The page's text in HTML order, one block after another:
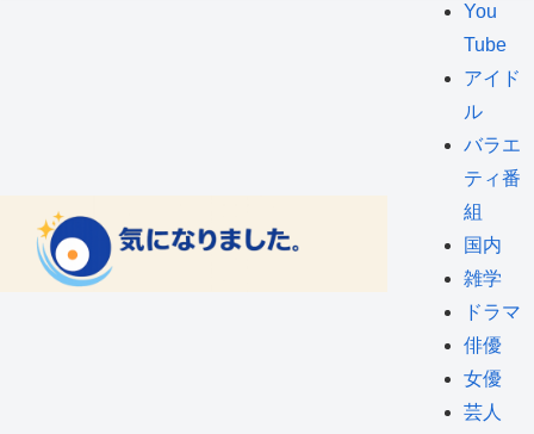
You
Tube
アイド
ル
バラエ
ティ番
組
国内
雑学
ドラマ
俳優
女優
芸人